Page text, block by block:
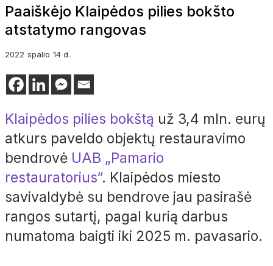
Paaiškėjo Klaipėdos pilies bokšto
atstatymo rangovas
2022 spalio 14 d.
Klaipėdos pilies bokštą už 3,4 mln. eurų
atkurs paveldo objektų restauravimo
bendrovė UAB „Pamario
restauratorius“. Klaipėdos miesto
savivaldybė su bendrove jau pasirašė
rangos sutartį, pagal kurią darbus
numatoma baigti iki 2025 m. pavasario.